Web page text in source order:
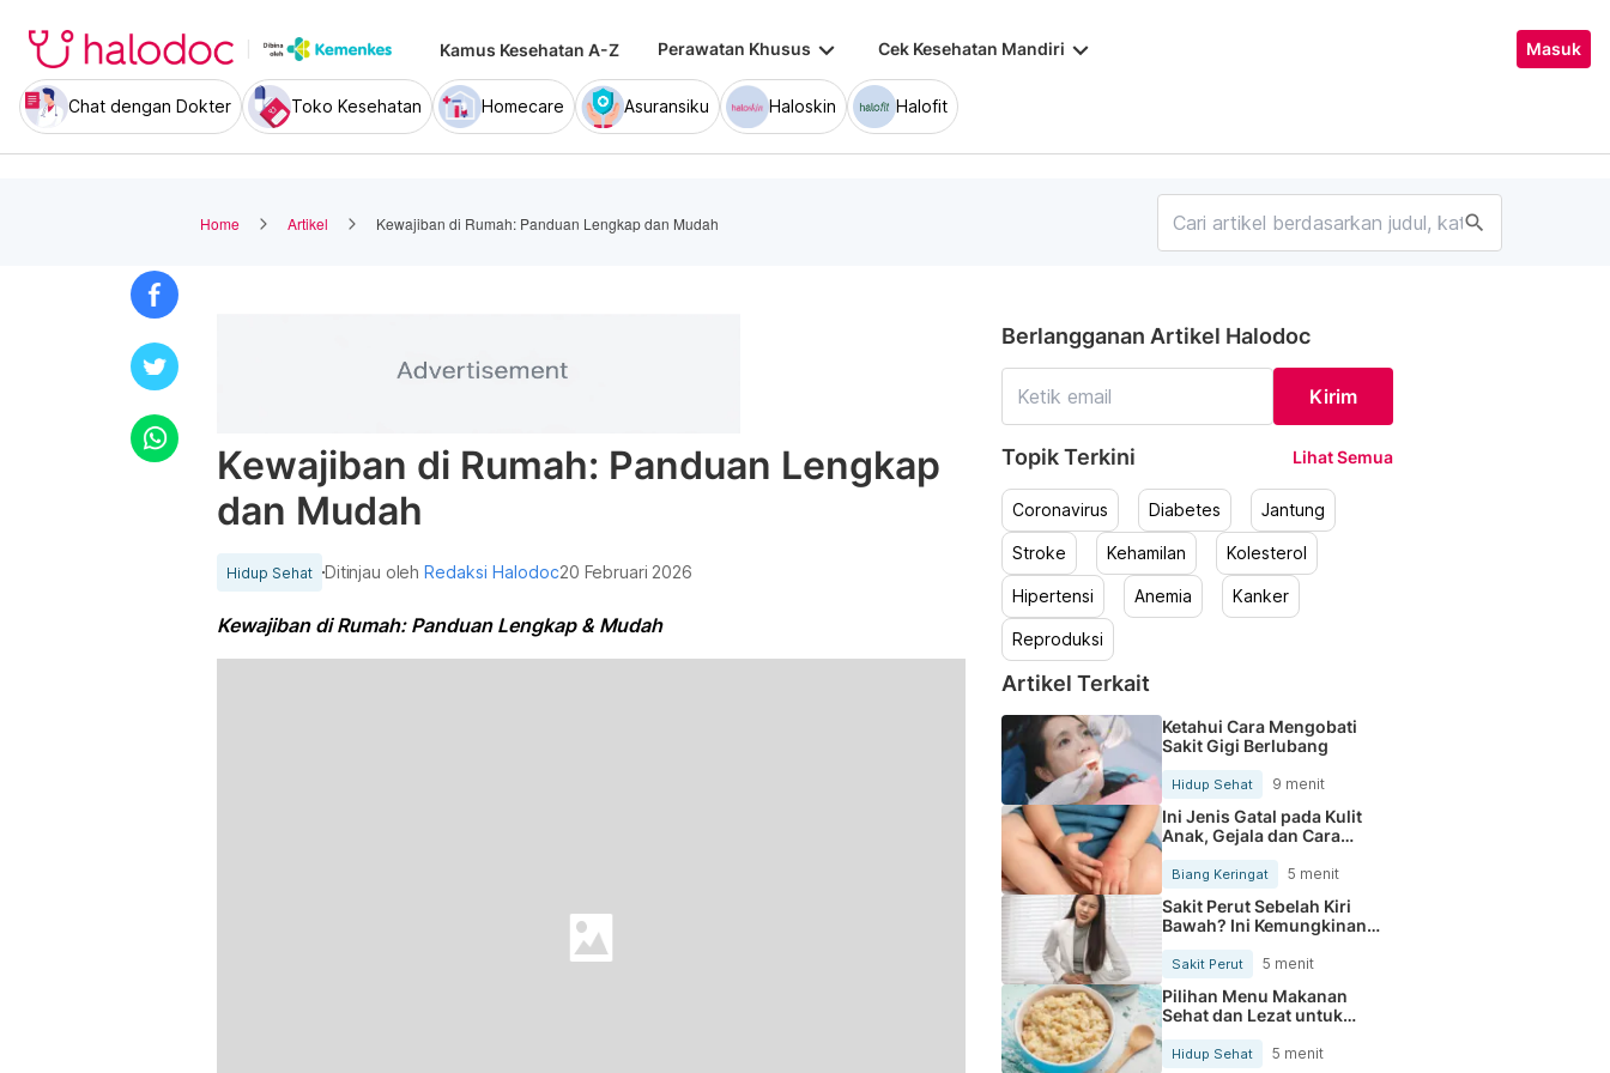
Kamus Kesehatan A-Z Perawatan Khusus keyboard_arrow_down Cek Kesehatan Mandiri keyboard_arrow_down Masuk
Chat dengan Dokter Toko Kesehatan Homecare Asuransiku Haloskin Halofit
Home Artikel Kewajiban di Rumah: Panduan Lengkap dan Mudah search
Kewajiban di Rumah: Panduan Lengkap
dan Mudah
Hidup Sehat Ditinjau olehRedaksi Halodoc20 Februari 2026
Kewajiban di Rumah: Panduan Lengkap & Mudah
Berlangganan Artikel Halodoc
Kirim
Topik Terkini Lihat Semua
Coronavirus Diabetes Jantung
Stroke Kehamilan Kolesterol
Hipertensi Anemia Kanker
Reproduksi
Artikel Terkait
Ketahui Cara Mengobati
Sakit Gigi Berlubang
Hidup Sehat 9 menit
Ini Jenis Gatal pada Kulit
Anak, Gejala dan Cara
Mengobatinya
Biang Keringat 5 menit
Sakit Perut Sebelah Kiri
Bawah? Ini Kemungkinan
Sakit Perut 5 menit
Pilihan Menu Makanan
Sehat dan Lezat untuk
Mengurangi Kolesterol
Hidup Sehat 5 menit